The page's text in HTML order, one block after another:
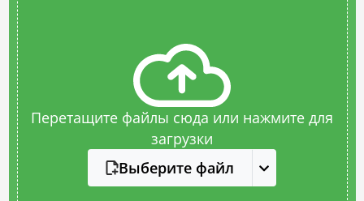
Перетащите файлы сюда или нажмите для
загрузки
Выберите файл